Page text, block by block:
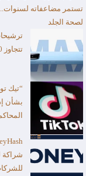
تستمر مضاعفاته لسنوات..
لصحة الجلد
تتجاوز 8000 ملّي أمبير
بشأن
شراكة